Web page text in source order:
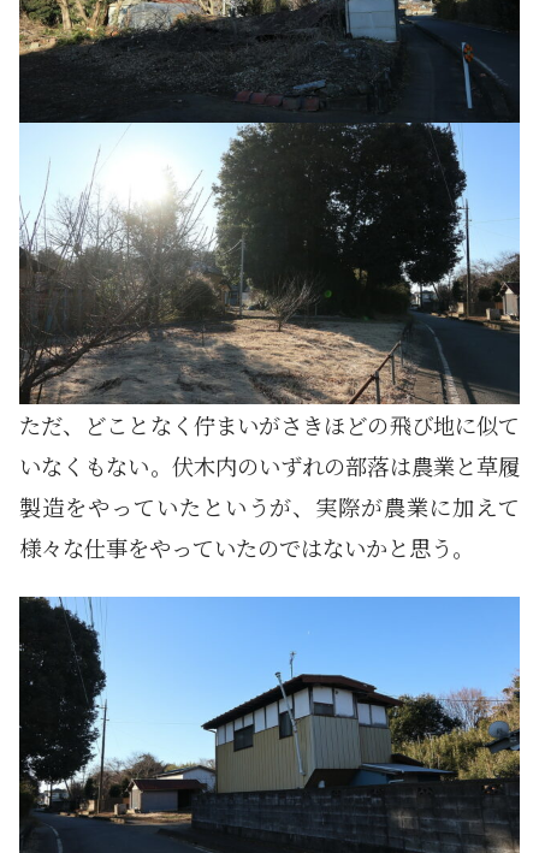
ただ、どことなく佇まいがさきほどの飛び地に似て
いなくもない。伏木内のいずれの部落は農業と草履
製造をやっていたというが、実際が農業に加えて
様々な仕事をやっていたのではないかと思う。